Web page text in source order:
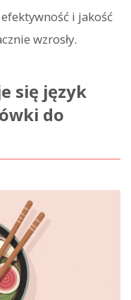
i jakość
wzrosły.
się język
do